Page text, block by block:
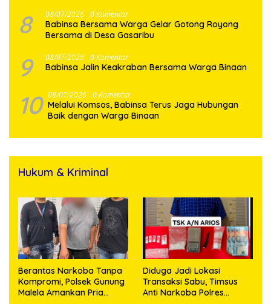
8 08/07/2026 0 Komentar
Babinsa Bersama Warga Gelar Gotong Royong
Bersama di Desa Gasaribu
9 08/07/2026 0 Komentar
Babinsa Jalin Keakraban Bersama Warga Binaan
10 08/07/2026 0 Komentar
Melalui Komsos, Babinsa Terus Jaga Hubungan
Baik dengan Warga Binaan
Hukum & Kriminal
Berantas Narkoba Tanpa
Kompromi, Polsek Gunung
Malela Amankan Pria
Diduga Jadi Lokasi
Transaksi Sabu, Timsus
Anti Narkoba Polres